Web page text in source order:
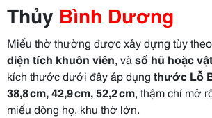
Thủy Bình Dương
Miếu thờ thường được xây dựng tùy theo
diện tích khuôn viên, và số hũ hoặc
kích thước dưới đây áp dụng thước Lỗ
38,8 cm, 42,9 cm, 52,2 cm, thậm chí mở
miếu dòng họ, khu thờ lớn.